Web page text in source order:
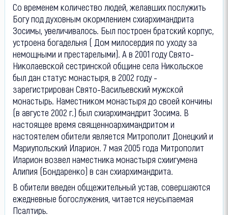
Со временем количество людей, желавших послужить
Богу под духовным окормлением схиархимандрита
Зосимы, увеличивалось. Был построен братский корпус,
устроена богадельня ( Дом милосердия по уходу за
немощными и престарелыми). А в 2001 году Свято-
Николаевской сестринской общине села Никольское
был дан статус монастыря, в 2002 году -
зарегистрирован Свято-Васильевский мужской
монастырь. Наместником монастыря до своей кончины
(в августе 2002 г.) был схиархимандрит Зосима. В
настоящее время священноархимандритом и
настоятелем обители является Митрополит Донецкий и
Мариупольский Иларион. 7 мая 2005 года Митрополит
Иларион возвел наместника монастыря схиигумена
Алипия (Бондаренко) в сан схиархимандрита.
В обители введен общежительный устав, совершаются
ежедневные богослужения, читается неусыпаемая
Псалтирь.